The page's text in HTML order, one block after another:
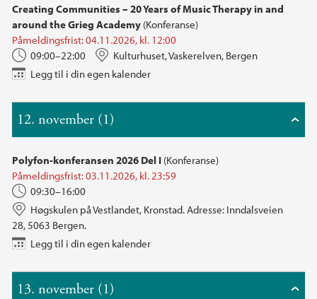
Creating Communities – 20 Years of Music Therapy in and
around the Grieg Academy (Konferanse)
Påmeldingsfrist: 04.11.2026, kl. 12:00
09:00–22:00
Kulturhuset, Vaskerelven, Bergen
Legg til i din egen kalender
12. november (1)
Polyfon-konferansen 2026 Del I (Konferanse)
Påmeldingsfrist: 03.11.2026, kl. 23:59
09:30–16:00
Høgskulen på Vestlandet, Kronstad. Adresse: Inndalsveien
28, 5063 Bergen.
Legg til i din egen kalender
13. november (1)